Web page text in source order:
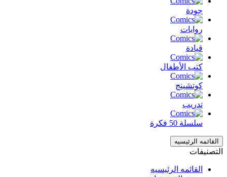
جودة
روايات
قيادة
كتب الأطفال
كوتشينج
تدريب
سلسلة 50 فكرة
القائمه الرئيسيه
التصنيفات
القائمه الرئيسيه